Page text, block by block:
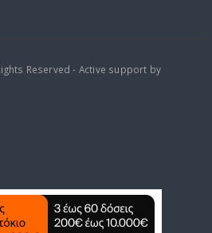
Reserved - Active support by